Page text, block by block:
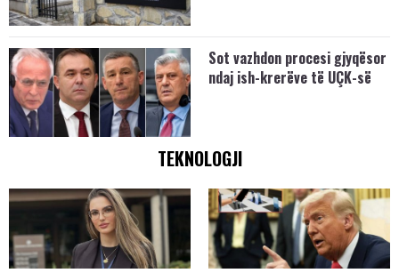
Sot vazhdon procesi gjyqësor
ndaj ish-krerëve të UÇK-së
TEKNOLOGJI